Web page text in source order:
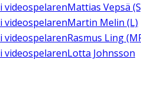
i videospelarenMattias Vepsä
i videospelarenMartin Melin (L)
i videospelarenRasmus Ling
i videospelarenLotta Johnsson